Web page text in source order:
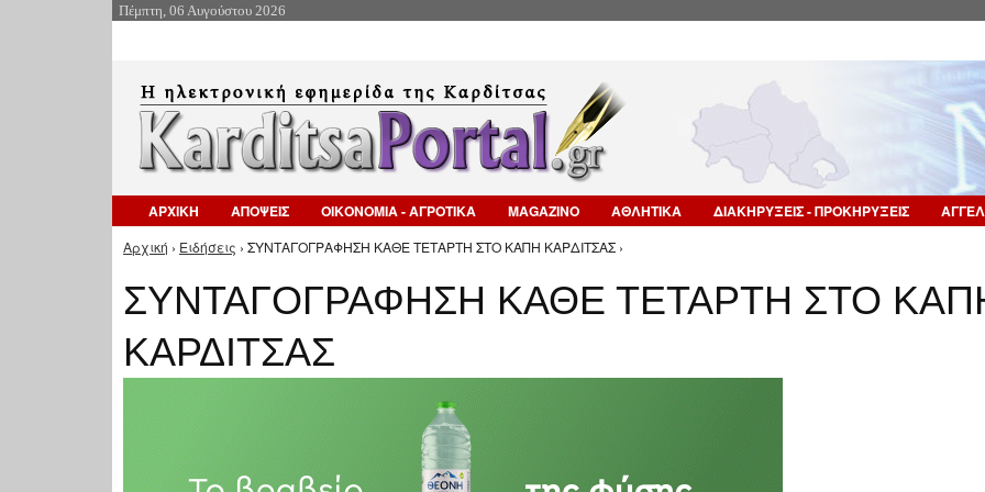
Πέμπτη, 06 Αυγούστου 2026
ΑΡΧΙΚΗ ΑΠΟΨΕΙΣ ΟΙΚΟΝΟΜΙΑ - ΑΓΡΟΤΙΚΑ MAGAZINO ΑΘΛΗΤΙΚΑ ΔΙΑΚΗΡΥΞΕΙΣ - ΠΡΟΚΗΡΥΞΕΙΣ
Είστε εδώ
Αρχική › Ειδήσεις › ΣΥΝΤΑΓΟΓΡΑΦΗΣΗ ΚΑΘΕ ΤΕΤΑΡΤΗ ΣΤΟ ΚΑΠΗ ΚΑΡΔΙΤΣΑΣ ›
ΣΥΝΤΑΓΟΓΡΑΦΗΣΗ ΚΑΘΕ ΤΕΤΑΡΤΗ ΣΤΟ
ΚΑΡΔΙΤΣΑΣ